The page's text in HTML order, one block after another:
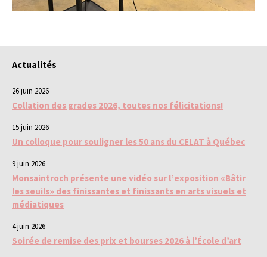
Actualités
26 juin 2026
Collation des grades 2026, toutes nos félicitations!
15 juin 2026
Un colloque pour souligner les 50 ans du CELAT à Québec
9 juin 2026
Monsaintroch présente une vidéo sur l’exposition «Bâtir
les seuils» des finissantes et finissants en arts visuels et
médiatiques
4 juin 2026
Soirée de remise des prix et bourses 2026 à l’École d’art